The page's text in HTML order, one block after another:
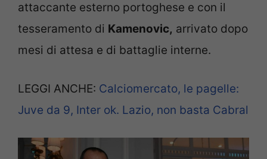
attaccante esterno portoghese e con il
tesseramento di Kamenovic, arrivato dopo
mesi di attesa e di battaglie interne.
LEGGI ANCHE: Calciomercato, le pagelle:
Juve da 9, Inter ok. Lazio, non basta Cabral